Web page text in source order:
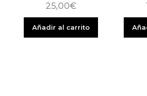
25,00€
Añadir al carrito